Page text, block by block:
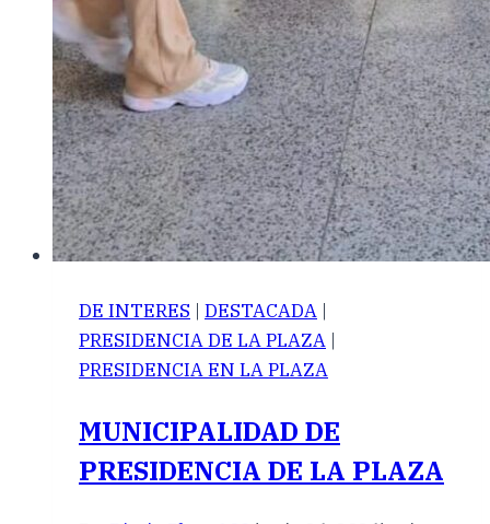
DE INTERES | DESTACADA |
PRESIDENCIA DE LA PLAZA |
PRESIDENCIA EN LA PLAZA
MUNICIPALIDAD DE
PRESIDENCIA DE LA PLAZA